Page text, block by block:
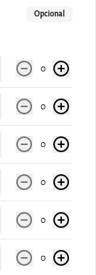
Opcional
0
0
0
0
0
0